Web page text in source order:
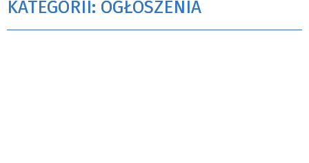
KATEGORII: OGŁOSZENIA